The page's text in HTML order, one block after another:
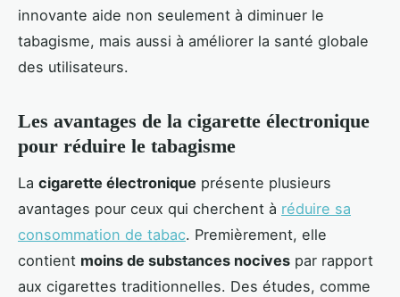
innovante aide non seulement à diminuer le
tabagisme, mais aussi à améliorer la santé globale
des utilisateurs.
Les avantages de la cigarette électronique
pour réduire le tabagisme
La cigarette électronique présente plusieurs
avantages pour ceux qui cherchent à réduire sa
consommation de tabac. Premièrement, elle
contient moins de substances nocives par rapport
aux cigarettes traditionnelles. Des études, comme